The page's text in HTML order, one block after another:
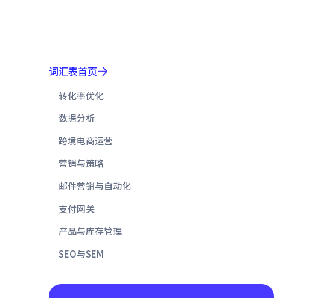
词汇表首页
转化率优化
数据分析
跨境电商运营
营销与策略
邮件营销与自动化
支付网关
产品与库存管理
SEO与SEM